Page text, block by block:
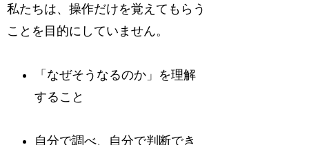
私たちは、操作だけを覚えてもらう
ことを目的にしていません。
「なぜそうなるのか」を理解
すること
自分で調べ、自分で判断でき